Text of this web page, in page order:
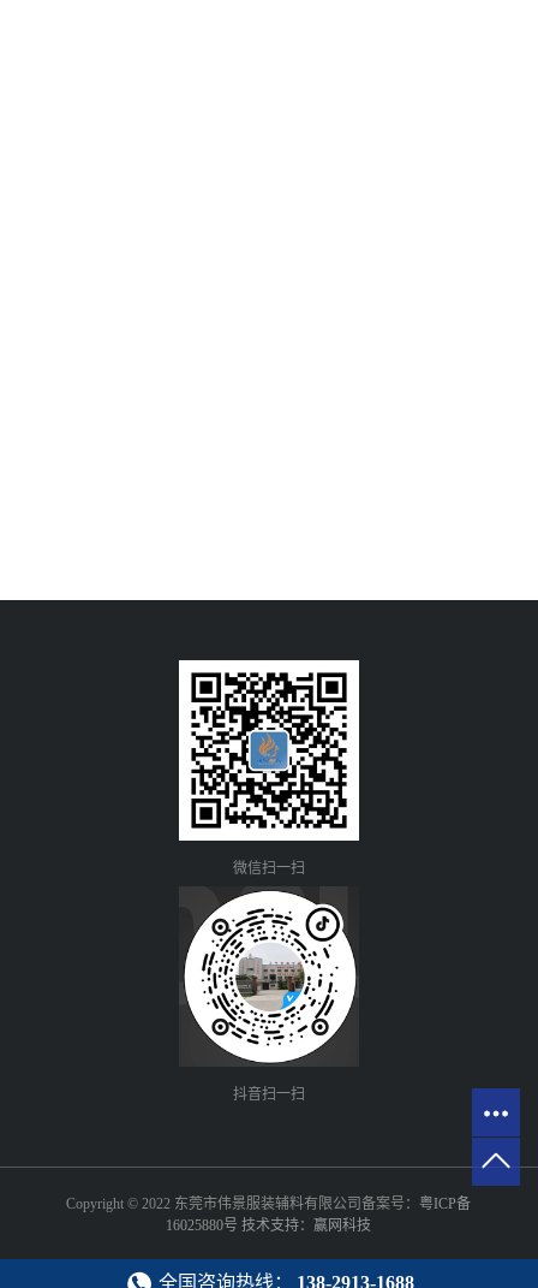
微信扫一扫
抖音扫一扫
Copyright © 2022 东莞市伟景服装辅料有限公司备案号：粤ICP备
16025880号 技术支持：赢网科技
全国咨询热线： 138-2913-1688